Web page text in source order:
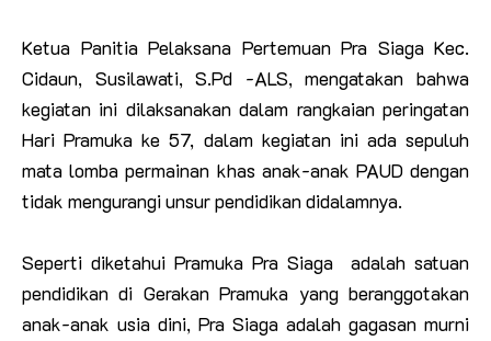
Ketua Panitia Pelaksana Pertemuan Pra Siaga Kec.
Cidaun, Susilawati, S.Pd -ALS, mengatakan bahwa
kegiatan ini dilaksanakan dalam rangkaian peringatan
Hari Pramuka ke 57, dalam kegiatan ini ada sepuluh
mata lomba permainan khas anak-anak PAUD dengan
tidak mengurangi unsur pendidikan didalamnya.
Seperti diketahui Pramuka Pra Siaga adalah satuan
pendidikan di Gerakan Pramuka yang beranggotakan
anak-anak usia dini, Pra Siaga adalah gagasan murni